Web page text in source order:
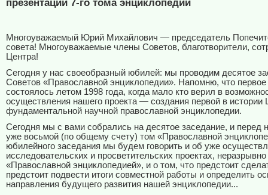
презентации 7-го тома энциклопедии
Многоуважаемый Юрий Михайлович — председатель
совета! Многоуважаемые члены Советов, благотворители,
Центра!
Сегодня у нас своеобразный юбилей: мы проводим десятое
Советов «Православной энциклопедии». Напомню, что первое
состоялось летом 1998 года, когда мало кто верил в
осуществления нашего проекта — создания первой в истории
фундаментальной научной православной энциклопедии.
Сегодня мы с вами собрались на десятое заседание, и перед
уже восьмой (по общему счету) том «Православной
юбилейного заседания мы будем говорить и об уже
исследовательских и просветительских проектах,
«Православной энциклопедией», и о том, что предстоит
предстоит подвести итоги совместной работы и определить
направления будущего развития нашей энциклопедии...